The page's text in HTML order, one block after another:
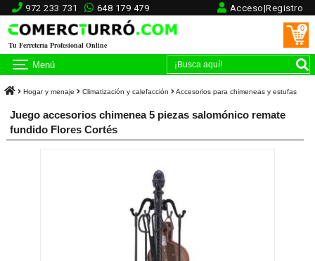
972 233 731 648 179 479 Acceso|Registro
Tu Ferretería Profesional Online
0
Menú
Hogar y menaje Climatización y calefacción Accesorios para chimeneas y estufas
Juego accesorios chimenea 5 piezas salomónico remate
fundido Flores Cortés